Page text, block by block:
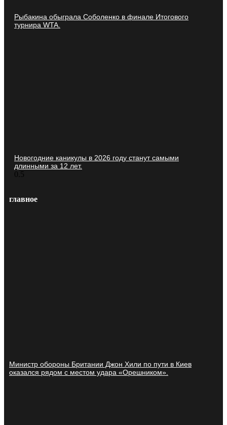
Рыбакина обыграла Соболенко в финале Итогового
турнира WTA.
Новогодние каникулы в 2026 году станут самыми
длинными за 12 лет.
главное
Министр обороны Британии Джон Хили по пути в Киев
оказался рядом с местом удара «Орешником».